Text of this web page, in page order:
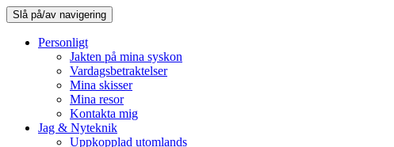
Slå på/av navigering
Personligt
Jakten på mina syskon
Vardagsbetraktelser
Mina skisser
Mina resor
Kontakta mig
Jag & Nyteknik
Uppkopplad utomlands